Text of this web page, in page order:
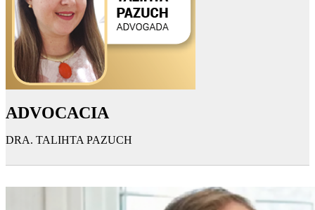
ADVOCACIA
DRA. TALIHTA PAZUCH